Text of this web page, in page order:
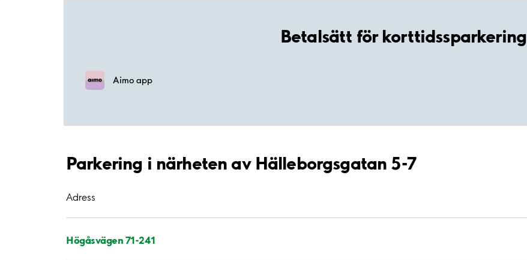
Betalsätt för korttidssparkering
Aimo app
Parkering i närheten av Hälleborgsgatan 5-7
Adress
Högåsvägen 71-241